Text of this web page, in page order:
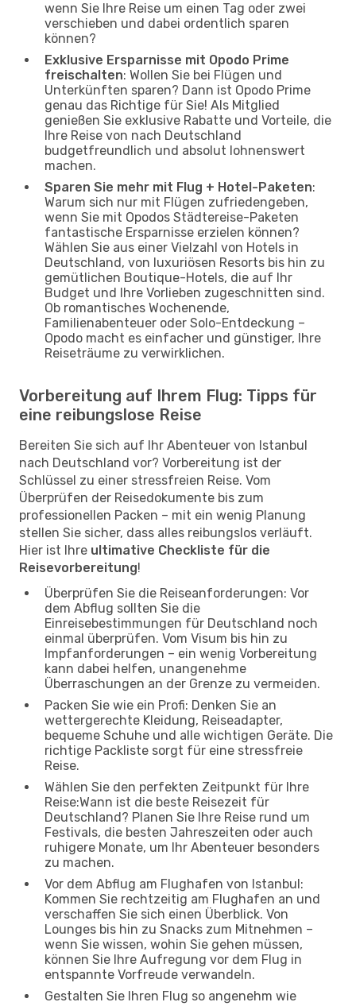
wenn Sie Ihre Reise um einen Tag oder zwei
verschieben und dabei ordentlich sparen
können?
Exklusive Ersparnisse mit Opodo Prime
freischalten: Wollen Sie bei Flügen und
Unterkünften sparen? Dann ist Opodo Prime
genau das Richtige für Sie! Als Mitglied
genießen Sie exklusive Rabatte und Vorteile, die
Ihre Reise von nach Deutschland
budgetfreundlich und absolut lohnenswert
machen.
Sparen Sie mehr mit Flug + Hotel-Paketen:
Warum sich nur mit Flügen zufriedengeben,
wenn Sie mit Opodos Städtereise-Paketen
fantastische Ersparnisse erzielen können?
Wählen Sie aus einer Vielzahl von Hotels in
Deutschland, von luxuriösen Resorts bis hin zu
gemütlichen Boutique-Hotels, die auf Ihr
Budget und Ihre Vorlieben zugeschnitten sind.
Ob romantisches Wochenende,
Familienabenteuer oder Solo-Entdeckung –
Opodo macht es einfacher und günstiger, Ihre
Reiseträume zu verwirklichen.
Vorbereitung auf Ihrem Flug: Tipps für
eine reibungslose Reise
Bereiten Sie sich auf Ihr Abenteuer von Istanbul
nach Deutschland vor? Vorbereitung ist der
Schlüssel zu einer stressfreien Reise. Vom
Überprüfen der Reisedokumente bis zum
professionellen Packen – mit ein wenig Planung
stellen Sie sicher, dass alles reibungslos verläuft.
Hier ist Ihre ultimative Checkliste für die
Reisevorbereitung!
Überprüfen Sie die Reiseanforderungen: Vor
dem Abflug sollten Sie die
Einreisebestimmungen für Deutschland noch
einmal überprüfen. Vom Visum bis hin zu
Impfanforderungen – ein wenig Vorbereitung
kann dabei helfen, unangenehme
Überraschungen an der Grenze zu vermeiden.
Packen Sie wie ein Profi: Denken Sie an
wettergerechte Kleidung, Reiseadapter,
bequeme Schuhe und alle wichtigen Geräte. Die
richtige Packliste sorgt für eine stressfreie
Reise.
Wählen Sie den perfekten Zeitpunkt für Ihre
Reise:Wann ist die beste Reisezeit für
Deutschland? Planen Sie Ihre Reise rund um
Festivals, die besten Jahreszeiten oder auch
ruhigere Monate, um Ihr Abenteuer besonders
zu machen.
Vor dem Abflug am Flughafen von Istanbul:
Kommen Sie rechtzeitig am Flughafen an und
verschaffen Sie sich einen Überblick. Von
Lounges bis hin zu Snacks zum Mitnehmen –
wenn Sie wissen, wohin Sie gehen müssen,
können Sie Ihre Aufregung vor dem Flug in
entspannte Vorfreude verwandeln.
Gestalten Sie Ihren Flug so angenehm wie